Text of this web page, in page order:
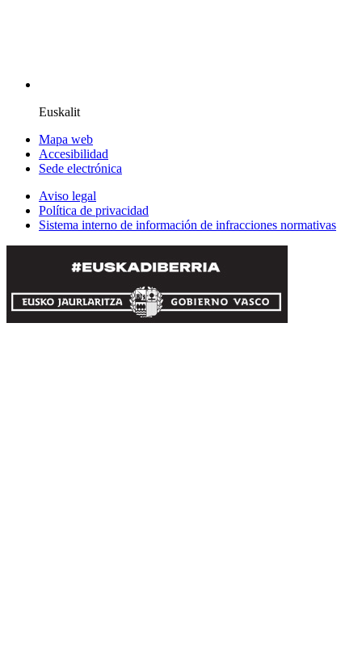
Euskalit
Mapa web
Accesibilidad
Sede electrónica
Aviso legal
Política de privacidad
Sistema interno de información de infracciones normativas